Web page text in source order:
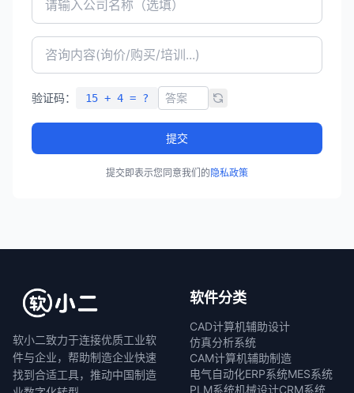
验证码： 15 + 4 = ?
提交
提交即表示您同意我们的隐私政策
软小二致力于连接优质工业软
件与企业，帮助制造企业快速
找到合适工具，推动中国制造
软件分类
CAD计算机辅助设计
仿真分析系统
CAM计算机辅助制造
电气自动化ERP系统MES系统
PLM系统机械设计CRM系统